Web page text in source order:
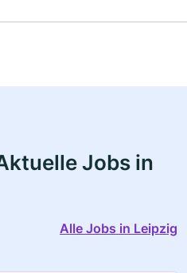
Jobs in
Alle Jobs in Leipzig